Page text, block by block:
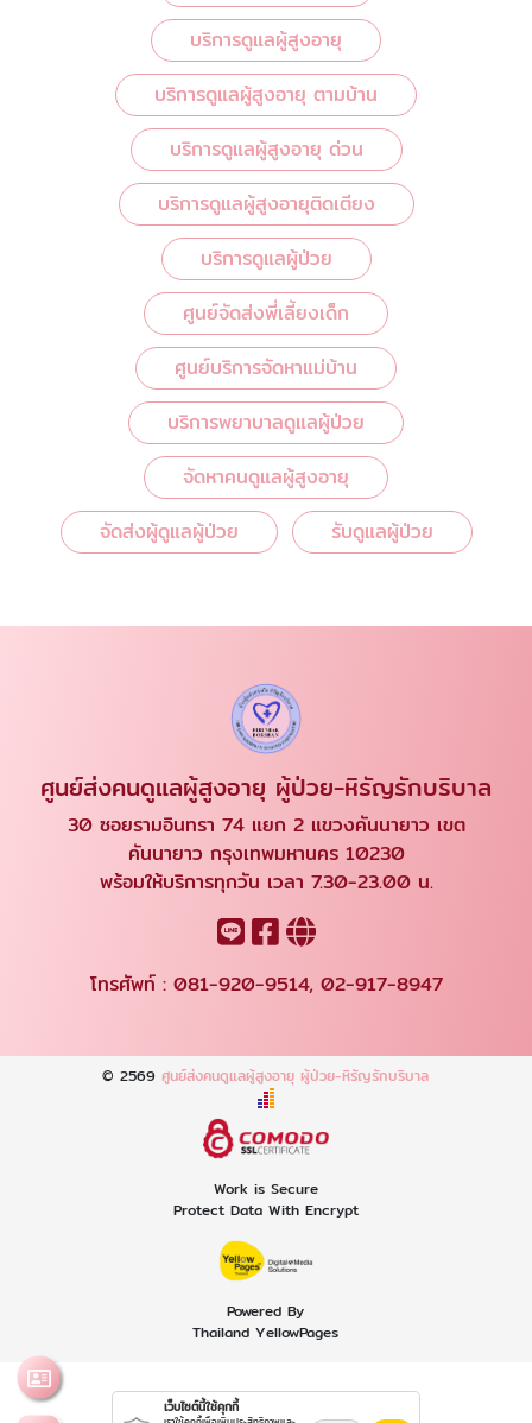
บริการดูแลผู้สูงอายุ
บริการดูแลผู้สูงอายุ ตามบ้าน
บริการดูแลผู้สูงอายุ ด่วน
บริการดูแลผู้สูงอายุติดเตียง
บริการดูแลผู้ป่วย
ศูนย์จัดส่งพี่เลี้ยงเด็ก
ศูนย์บริการจัดหาแม่บ้าน
บริการพยาบาลดูแลผู้ป่วย
จัดหาคนดูแลผู้สูงอายุ
จัดส่งผู้ดูแลผู้ป่วย
รับดูแลผู้ป่วย
ศูนย์ส่งคนดูแลผู้สูงอายุ ผู้ป่วย-หิรัญรักบริบาล
30 ซอยรามอินทรา 74 แยก 2 แขวงคันนายาว เขต
คันนายาว กรุงเทพมหานคร 10230
พร้อมให้บริการทุกวัน เวลา 7.30-23.00 น.
โทรศัพท์ : 081-920-9514, 02-917-8947
© 2569ศูนย์ส่งคนดูแลผู้สูงอายุ ผู้ป่วย-หิรัญรักบริบาล
Work is Secure
Protect Data With Encrypt
Powered By
Thailand YellowPages
เว็บไซต์นี้ใช้คุกกี้